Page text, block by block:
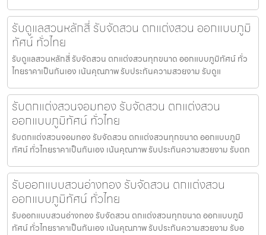
รับดูแลสวนหลักสี่ รับจัดสวน ตกแต่งสวน ออกแบบภูมิ
ทัศน์ ทั่วไทย
รับดูแลสวนหลักสี่ รับจัดสวน ตกแต่งสวนทุกขนาด ออกแบบภูมิทัศน์ ทั่ว
ไทยราคาเป็นกันเอง เน้นคุณภาพ รับประกันความสวยงาม รับดูแ
รับตกแต่งสวนจอมทอง รับจัดสวน ตกแต่งสวน
ออกแบบภูมิทัศน์ ทั่วไทย
รับตกแต่งสวนจอมทอง รับจัดสวน ตกแต่งสวนทุกขนาด ออกแบบภูมิ
ทัศน์ ทั่วไทยราคาเป็นกันเอง เน้นคุณภาพ รับประกันความสวยงาม รับตก
รับออกแบบสวนอ่างทอง รับจัดสวน ตกแต่งสวน
ออกแบบภูมิทัศน์ ทั่วไทย
รับออกแบบสวนอ่างทอง รับจัดสวน ตกแต่งสวนทุกขนาด ออกแบบภูมิ
ทัศน์ ทั่วไทยราคาเป็นกันเอง เน้นคุณภาพ รับประกันความสวยงาม รับอ